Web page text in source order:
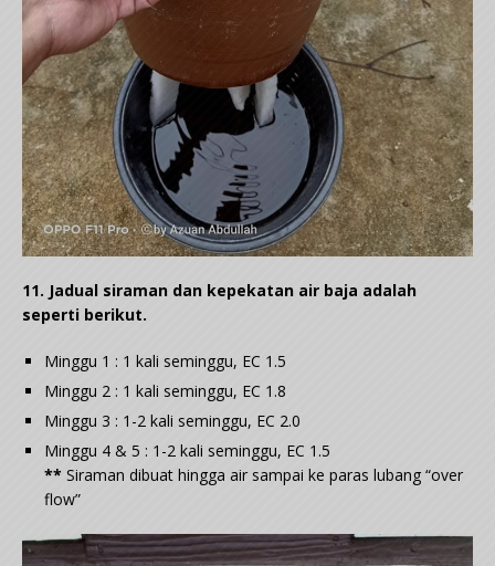
11. Jadual siraman dan kepekatan air baja adalah
seperti berikut.
Minggu 1 : 1 kali seminggu, EC 1.5
Minggu 2 : 1 kali seminggu, EC 1.8
Minggu 3 : 1-2 kali seminggu, EC 2.0
Minggu 4 & 5 : 1-2 kali seminggu, EC 1.5
** Siraman dibuat hingga air sampai ke paras lubang “over
flow”